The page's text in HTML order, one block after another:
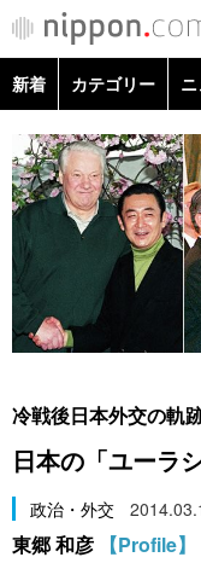
カテゴリー
政治・外交
社会
ニュース
旅と暮らし
新着 カテゴリー
政治・外交
経済・ビジネス
国際・海外
社会
科学・技術
暮らし
冷戦後日本外交の軌
日本の「ユーラ
政治・外交
東郷 和彦 【Profile】